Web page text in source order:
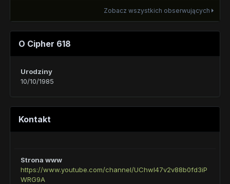
Zobacz wszystkich obserwujących
O Cipher 618
Urodziny
10/10/1985
Kontakt
Strona www
https://www.youtube.com/channel/UChwI47v2v88b0fd3iP
WRG9A